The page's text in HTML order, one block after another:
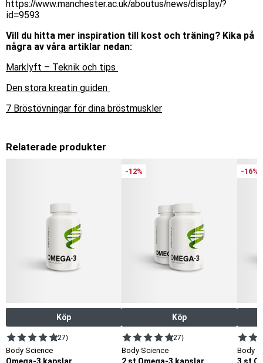
https://www.manchester.ac.uk/aboutus/news/display/?
id=9593
Vill du hitta mer inspiration till kost och träning? Kika på
några av våra artiklar nedan:
Marklyft – Teknik och tips
Den stora kreatin guiden
7 Bröstövningar för dina bröstmuskler
Relaterade produkter
Köp
(27)
Body Science
-12%
Köp
(27)
Body Science
-16%
Body